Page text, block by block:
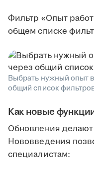
Фильтр «Опыт
общем списке
Выбрать нужный опыт
общий список
Как новые
Обновления
Нововведения
специалистам: